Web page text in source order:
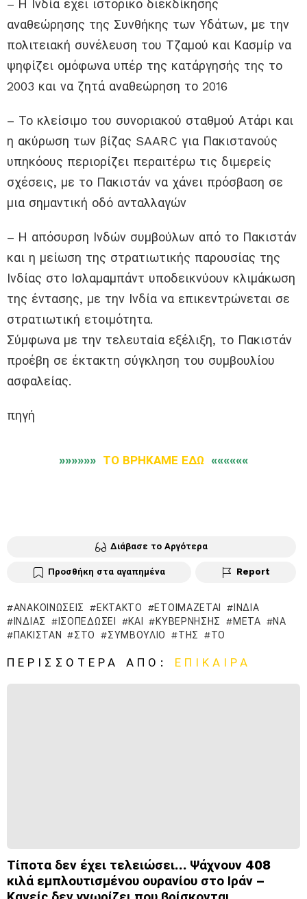
– Η Ινδία έχει ιστορικό διεκδίκησης
αναθεώρησης της Συνθήκης των Υδάτων, με την
πολιτειακή συνέλευση του Τζαμού και Κασμίρ να
ψηφίζει ομόφωνα υπέρ της κατάργησής της το
2003 και να ζητά αναθεώρηση το 2016
– Το κλείσιμο του συνοριακού σταθμού Ατάρι και
η ακύρωση των βίζας SAARC για Πακιστανούς
υπηκόους περιορίζει περαιτέρω τις διμερείς
σχέσεις, με το Πακιστάν να χάνει πρόσβαση σε
μια σημαντική οδό ανταλλαγών
– Η απόσυρση Ινδών συμβούλων από το Πακιστάν
και η μείωση της στρατιωτικής παρουσίας της
Ινδίας στο Ισλαμαμπάντ υποδεικνύουν κλιμάκωση
της έντασης, με την Ινδία να επικεντρώνεται σε
στρατιωτική ετοιμότητα.
Σύμφωνα με την τελευταία εξέλιξη, το Πακιστάν
προέβη σε έκτακτη σύγκληση του συμβουλίου
ασφαλείας.
πηγή
»»»»»» ΤΟ ΒΡΗΚΑΜΕ ΕΔΩ ««««««
Διάβασε το Αργότερα
Προσθήκη στα αγαπημένα Report
ΑΝΑΚΟΙΝΏΣΕΙΣ ΕΚΤΑΚΤΟ ΕΤΟΙΜΆΖΕΤΑΙ
ΙΝΔΊΑ
ΙΝΔΊΑΣ
ΙΣΟΠΕΔΏΣΕΙ ΚΑΙ ΚΥΒΈΡΝΗΣΗΣ ΜΕΤΆ
ΝΑ
ΠΑΚΙΣΤΆΝ
ΣΤΟ ΣΥΜΒΟΎΛΙΟ ΤΗΣ ΤΟ
ΠΕΡΙΣΣΌΤΕΡΑ ΑΠΌ: ΕΠΊΚΑΙΡΑ
Τίποτα δεν έχει τελειώσει… Ψάχνουν 408
κιλά εμπλουτισμένου ουρανίου στο Ιράν –